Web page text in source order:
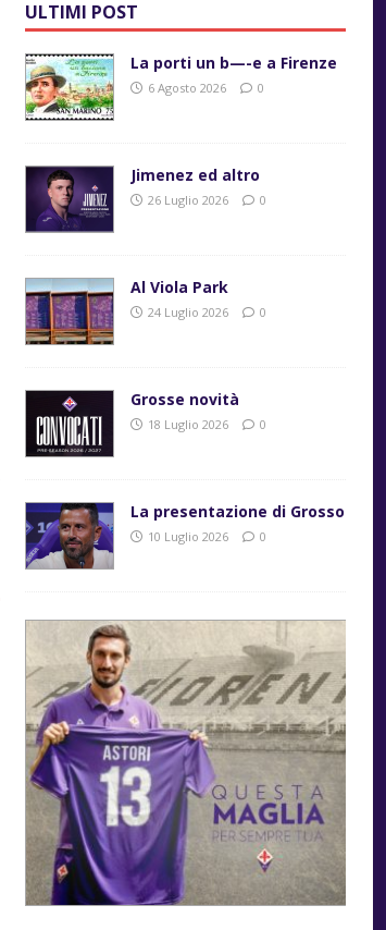
ULTIMI POST
La porti un b—-e a Firenze
6 Agosto 2026 0
Jimenez ed altro
26 Luglio 2026 0
Al Viola Park
24 Luglio 2026 0
Grosse novità
18 Luglio 2026 0
La presentazione di Grosso
10 Luglio 2026 0